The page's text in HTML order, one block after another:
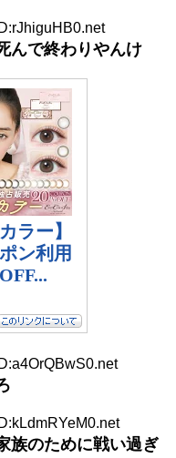
ID:rJhiguHB0.net
んで終わりやんけ
ID:a4OrQBwS0.net
ID:kLdmRYeM0.net
族のために戦い過ぎ